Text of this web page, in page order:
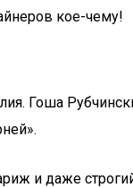
кое-чему!
Гоша
и даже